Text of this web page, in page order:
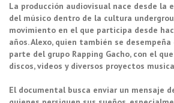
La producción audiovisual nace desde la
del músico dentro de la cultura
movimiento en el que participa desde
años. Alexo, quien también se
parte del grupo Rapping Gacho, con el
discos, videos y diversos proyectos
El documental busca enviar un mensaje